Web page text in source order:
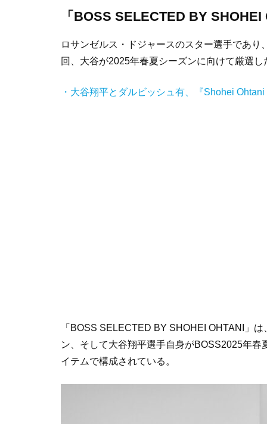
「BOSS SELECTED BY
ロサンゼルス・ドジャースのスター選手であり
回、大谷が2025年春夏シーズンに向けて厳選し
・大谷翔平とダルビッシュ有、『Shohei
「 BOSS SELECTED BY SHOHEI OHTANI
」
ン、そして大谷翔平選手自身がBOSS2025年春
イテムで構成されている。